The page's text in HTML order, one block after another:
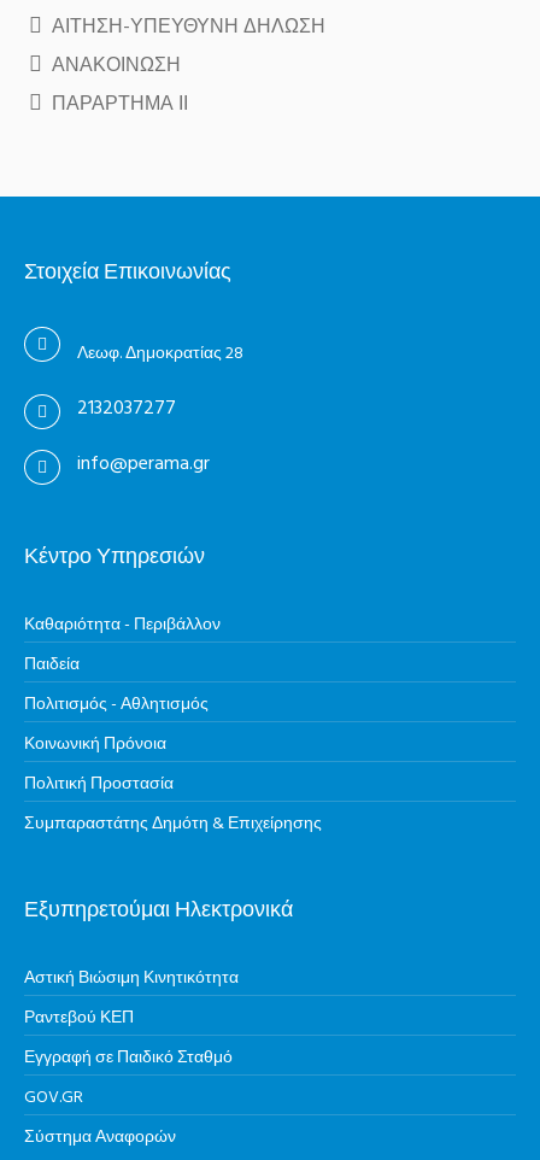
ΑΙΤΗΣΗ-ΥΠΕΥΘΥΝΗ ΔΗΛΩΣΗ
ΑΝΑΚΟΙΝΩΣΗ
ΠΑΡΑΡΤΗΜΑ ΙΙ
Στοιχεία Επικοινωνίας
Λεωφ. Δημοκρατίας 28
2132037277
info@perama.gr
Κέντρο Υπηρεσιών
Καθαριότητα - Περιβάλλον
Παιδεία
Πολιτισμός - Αθλητισμός
Κοινωνική Πρόνοια
Πολιτική Προστασία
Συμπαραστάτης Δημότη & Επιχείρησης
Εξυπηρετούμαι Ηλεκτρονικά
Αστική Βιώσιμη Κινητικότητα
Ραντεβού ΚΕΠ
Εγγραφή σε Παιδικό Σταθμό
GOV.GR
Σύστημα Αναφορών